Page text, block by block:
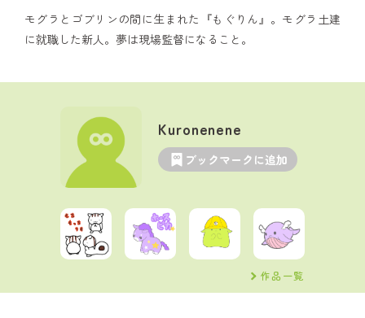
モグラとゴブリンの間に生まれた『もぐりん』。モグラ土建
に就職した新人。夢は現場監督になること。
Kuronenene
ブックマークに追加
作品一覧